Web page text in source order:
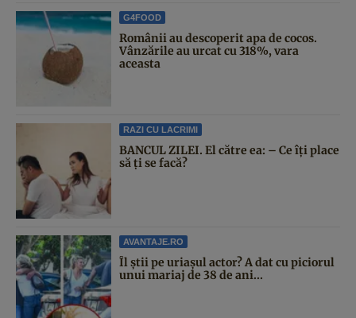
G4FOOD
Românii au descoperit apa de cocos.
Vânzările au urcat cu 318%, vara
aceasta
RAZI CU LACRIMI
BANCUL ZILEI. El către ea: – Ce îți place
să ți se facă?
AVANTAJE.RO
Îl știi pe uriașul actor? A dat cu piciorul
unui mariaj de 38 de ani...